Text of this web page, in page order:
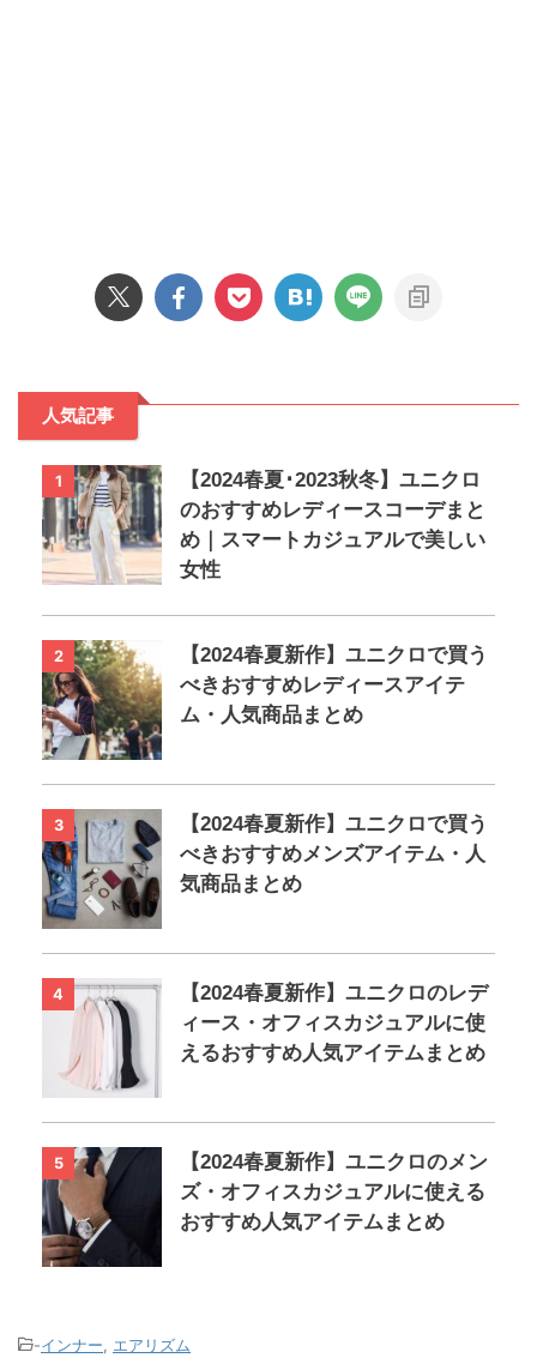
人気記事
1
【2024春夏･2023秋冬】ユニクロ
のおすすめレディースコーデまと
め｜スマートカジュアルで美しい
女性
2
【2024春夏新作】ユニクロで買う
べきおすすめレディースアイテ
ム・人気商品まとめ
3
【2024春夏新作】ユニクロで買う
べきおすすめメンズアイテム・人
気商品まとめ
4
【2024春夏新作】ユニクロのレデ
ィース・オフィスカジュアルに使
えるおすすめ人気アイテムまとめ
5
【2024春夏新作】ユニクロのメン
ズ・オフィスカジュアルに使える
おすすめ人気アイテムまとめ
-インナー
エアリズム